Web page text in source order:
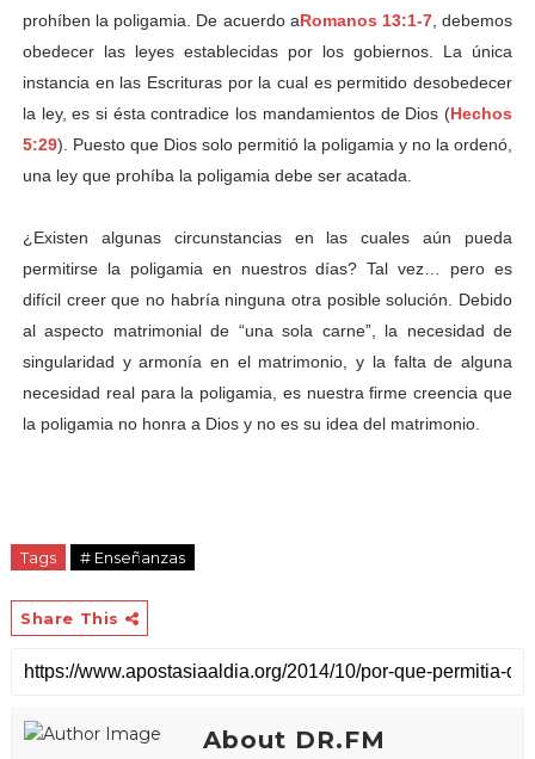
prohíben la poligamia. De acuerdo aRomanos 13:1-7, debemos
obedecer las leyes establecidas por los gobiernos. La única
instancia en las Escrituras por la cual es permitido desobedecer
la ley, es si ésta contradice los mandamientos de Dios (Hechos
5:29). Puesto que Dios solo permitió la poligamia y no la ordenó,
una ley que prohíba la poligamia debe ser acatada.
¿Existen algunas circunstancias en las cuales aún pueda
permitirse la poligamia en nuestros días? Tal vez… pero es
difícil creer que no habría ninguna otra posible solución. Debido
al aspecto matrimonial de “una sola carne”, la necesidad de
singularidad y armonía en el matrimonio, y la falta de alguna
necesidad real para la poligamia, es nuestra firme creencia que
la poligamia no honra a Dios y no es su idea del matrimonio.
Tags # Enseñanzas
Share This
About DR.FM